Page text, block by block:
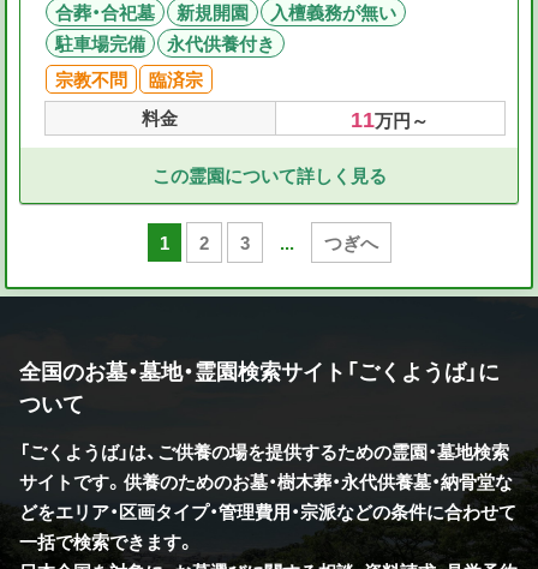
合葬・合祀墓
新規開園
入檀義務が無い
駐車場完備
永代供養付き
宗教不問
臨済宗
料金
11万円～
この霊園について詳しく見る
1 2 3 ... つぎへ
全国のお墓・墓地・霊園検索サイト「ごくようば」に
ついて
「ごくようば」は、ご供養の場を提供するための霊園・墓地検索
サイトです。供養のためのお墓・樹木葬・永代供養墓・納骨堂な
どをエリア・区画タイプ・管理費用・宗派などの条件に合わせて
一括で検索できます。